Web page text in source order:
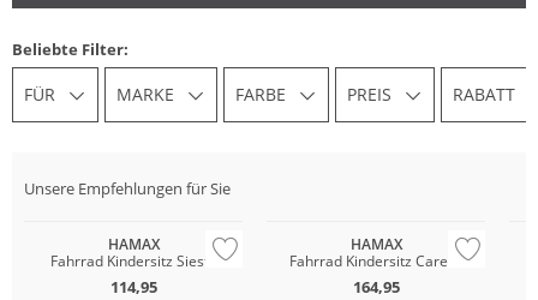
Beliebte Filter:
FÜR MARKE FARBE PREIS RABATT
Unsere Empfehlungen für Sie
HAMAX
Fahrrad Kindersitz Siesta
114,95
HAMAX
Fahrrad Kindersitz Caress
164,95